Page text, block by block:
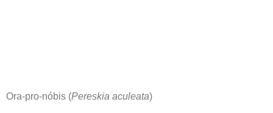
Ora-pro-nóbis (Pereskia aculeata)